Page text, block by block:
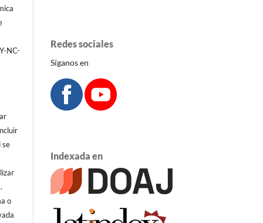
NC-
se
o
Redes sociales
Síganos en
Indexada en